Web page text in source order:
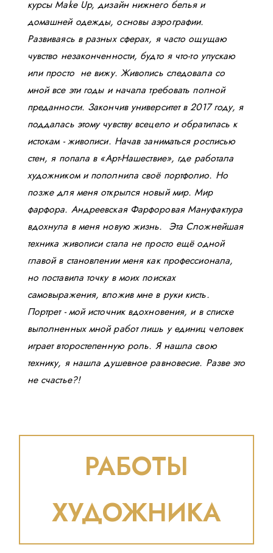
курсы Make Up, дизайн нижнего белья и
домашней одежды, основы аэрографии.
Развиваясь в разных сферах, я часто ощущаю
чувство незаконченности, будто я что-то упускаю
или просто не вижу. Живопись следовала со
мной все эти годы и начала требовать полной
преданности. Закончив университет в 2017 году, я
поддалась этому чувству всецело и обратилась к
истокам - живописи. Начав заниматься росписью
стен, я попала в «Арт-Нашествие», где работала
художником и пополнила своё портфолио. Но
позже для меня открылся новый мир. Мир
фарфора. Андреевская Фарфоровая Мануфактура
вдохнула в меня новую жизнь. Эта Сложнейшая
техника живописи стала не просто ещё одной
главой в становлении меня как профессионала,
но поставила точку в моих поисках
самовыражения, вложив мне в руки кисть.
Портрет - мой источник вдохновения, и в списке
выполненных мной работ лишь у единиц человек
играет второстепенную роль. Я нашла свою
технику, я нашла душевное равновесие. Разве это
не счастье?!
РАБОТЫ
ХУДОЖНИКА